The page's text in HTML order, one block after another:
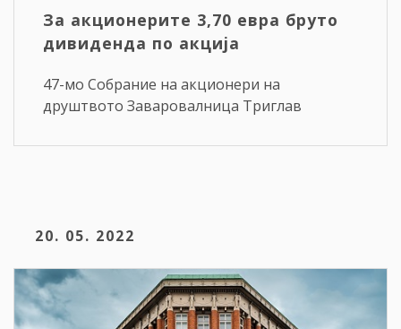
За акционерите 3,70 евра бруто
дивиденда по акција
47-мо Собрание на акционери на
друштвото Заваровалница Триглав
20. 05. 2022